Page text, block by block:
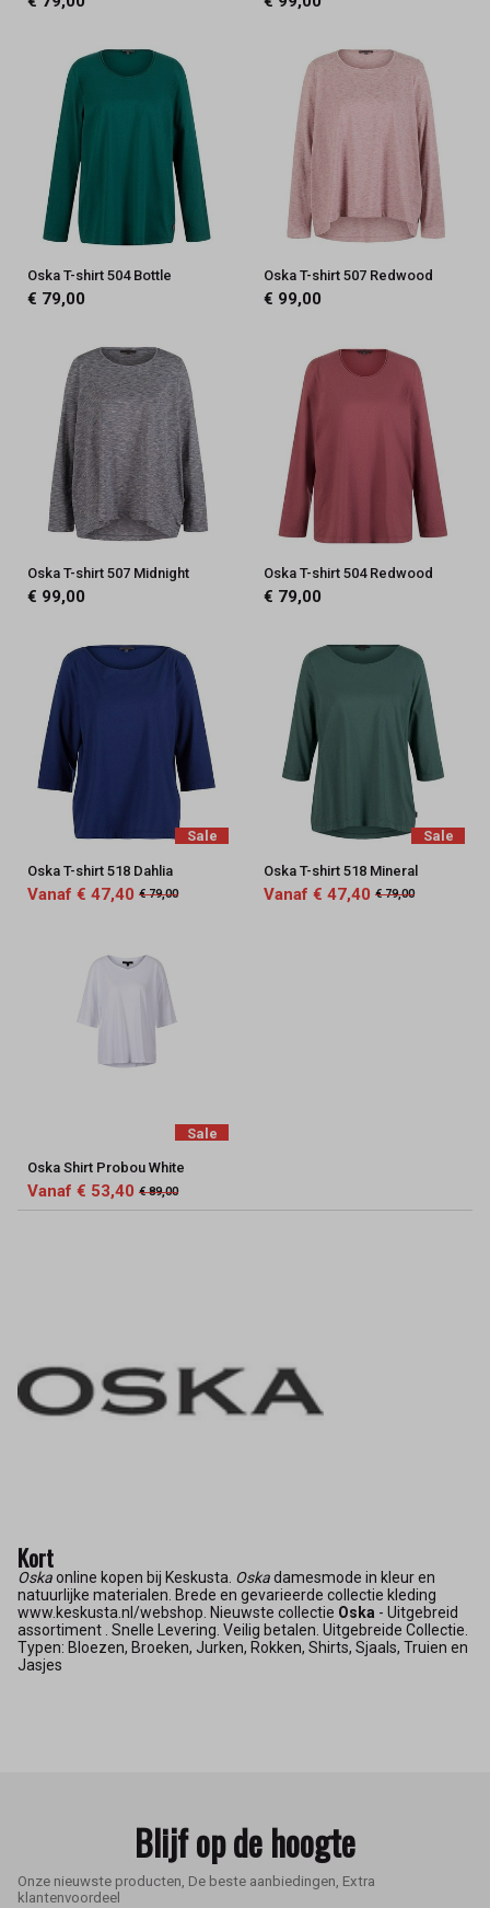
Oska T-shirt 504 Bottle
€ 79,00
Oska T-shirt 507 Redwood
€ 99,00
Oska T-shirt 507 Midnight
€ 99,00
Oska T-shirt 504 Redwood
€ 79,00
Sale
Oska T-shirt 518 Dahlia
Vanaf € 47,40 € 79,00
Sale
Oska T-shirt 518 Mineral
Vanaf € 47,40 € 79,00
Sale
Oska Shirt Probou White
Vanaf € 53,40 € 89,00
Kort
Oskaonline kopen bij Keskusta. Oskadamesmode in kleur en
natuurlijke materialen. Brede en gevarieerde collectie kleding
www.keskusta.nl/webshop. Nieuwste collectie Oska - Uitgebreid
assortiment . Snelle Levering. Veilig betalen. Uitgebreide Collectie.
Typen: Bloezen, Broeken, Jurken, Rokken, Shirts, Sjaals, Truien en
Jasjes
Blijf op de hoogte
Onze nieuwste producten, De beste aanbiedingen, Extra
klantenvoordeel